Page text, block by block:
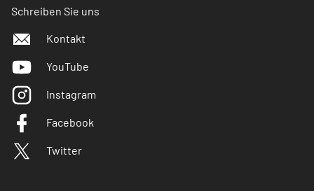
Schreiben Sie uns
Kontakt
YouTube
Instagram
Facebook
Twitter